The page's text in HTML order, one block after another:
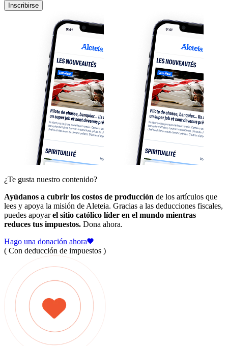
Inscribirse
¿Te gusta nuestro contenido?
Ayúdanos a cubrir los costos de producción de los artículos que
lees y apoya la misión de Aleteia. Gracias a las deducciones fiscales,
puedes apoyarel sitio católico líder en el mundo mientras
reduces tus impuestos. Dona ahora.
Hago una donación ahora
( Con deducción de impuestos )